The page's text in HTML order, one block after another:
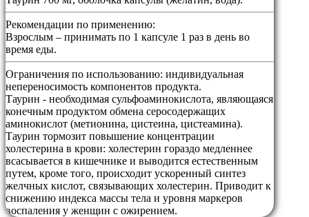
Рекомендации по применению:
Взрослым – принимать по 1 капсуле 1 раз в день во
время еды.
Ограничения по использованию: индивидуальная
непереносимость компонентов продукта.
Таурин - необходимая сульфоаминокислота, являющаяся
конечным продуктом обмена серосодержащих
аминокислот (метионина, цистеина, цистеамина).
Таурин тормозит повышение концентрации
холестерина в крови: холестерин гораздо медленнее
всасывается в кишечнике и выводится естественным
путем, кроме того, происходит ускоренный синтез
желчных кислот, связывающих холестерин. Приводит к
снижению индекса массы тела и уровня маркеров
воспаления у женщин с ожирением.